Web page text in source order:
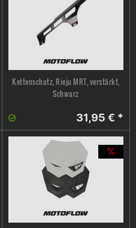
Kettenschutz, Rieju MRT, verstärkt,
Schwarz
31,95 € *